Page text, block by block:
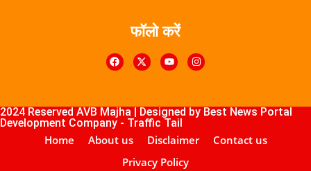
फॉलो करें
2024 Reserved AVB Majha | Designed by Best News Portal
Development Company - Traffic Tail
Home About us Disclaimer
Contact us
Privacy Policy